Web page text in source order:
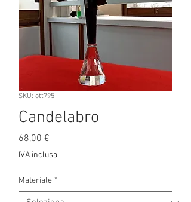
SKU: ott795
Candelabro
68,00 €
IVA inclusa
Materiale *